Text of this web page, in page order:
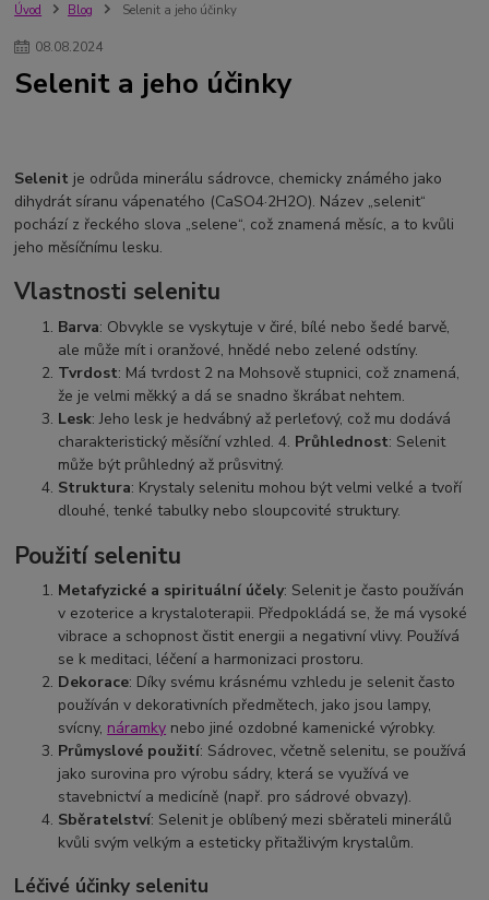
Úvod Blog Selenit a jeho účinky
08.08.2024
Selenit a jeho účinky
Selenit je odrůda minerálu sádrovce, chemicky známého jako
dihydrát síranu vápenatého (CaSO4·2H2O). Název „selenit“
pochází z řeckého slova „selene“, což znamená měsíc, a to kvůli
jeho měsíčnímu lesku.
Vlastnosti selenitu
Barva: Obvykle se vyskytuje v čiré, bílé nebo šedé barvě,
ale může mít i oranžové, hnědé nebo zelené odstíny.
Tvrdost: Má tvrdost 2 na Mohsově stupnici, což znamená,
že je velmi měkký a dá se snadno škrábat nehtem.
Lesk: Jeho lesk je hedvábný až perleťový, což mu dodává
charakteristický měsíční vzhled. 4. Průhlednost: Selenit
může být průhledný až průsvitný.
Struktura: Krystaly selenitu mohou být velmi velké a tvoří
dlouhé, tenké tabulky nebo sloupcovité struktury.
Použití selenitu
Metafyzické a spirituální účely: Selenit je často používán
v ezoterice a krystaloterapii. Předpokládá se, že má vysoké
vibrace a schopnost čistit energii a negativní vlivy. Používá
se k meditaci, léčení a harmonizaci prostoru.
Dekorace: Díky svému krásnému vzhledu je selenit často
používán v dekorativních předmětech, jako jsou lampy,
svícny, náramky nebo jiné ozdobné kamenické výrobky.
Průmyslové použití: Sádrovec, včetně selenitu, se používá
jako surovina pro výrobu sádry, která se využívá ve
stavebnictví a medicíně (např. pro sádrové obvazy).
Sběratelství: Selenit je oblíbený mezi sběrateli minerálů
kvůli svým velkým a esteticky přitažlivým krystalům.
Léčivé účinky selenitu